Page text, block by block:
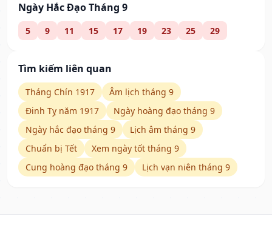
Ngày Hắc Đạo Tháng 9
5 9 11 15 17 19 23 25 29
Tìm kiếm liên quan
Tháng Chín 1917
Âm lịch tháng 9
Đinh Tỵ năm 1917
Ngày hoàng đạo tháng 9
Ngày hắc đạo tháng 9
Lịch âm tháng 9
Chuẩn bị Tết
Xem ngày tốt tháng 9
Cung hoàng đạo tháng 9
Lịch vạn niên tháng 9